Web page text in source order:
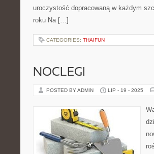
uroczystość dopracowaną w każdym
roku Na […]
CATEGORIES: THAIFUN
NOCLEGI
POSTED BY ADMIN LIP - 19 - 2025